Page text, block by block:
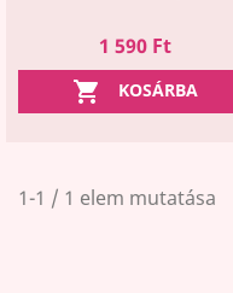
Ár
1 590 Ft
 KOSÁRBA
1-1 / 1 elem mutatása